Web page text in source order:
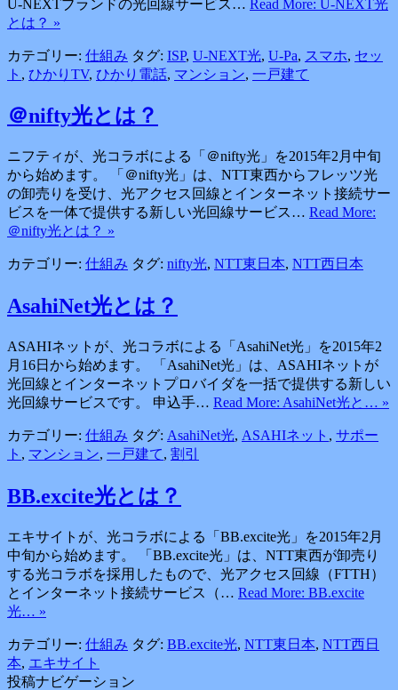
U-NEXTブランドの光回線サービス… Read More: U-NEXT光
とは？ »
カテゴリー: 仕組み タグ: ISP, U-NEXT光, U-Pa, スマホ, セッ
ト , ひかりTV, ひかり電話, マンション, 一戸建て
＠nifty光とは？
ニフティが、光コラボによる「＠nifty光」を2015年2月中旬
から始めます。 「＠nifty光」は、NTT東西からフレッツ光
の卸売りを受け、光アクセス回線とインターネット接続サー
ビスを一体で提供する新しい光回線サービス… Read More:
＠nifty光とは？ »
カテゴリー: 仕組み タグ: nifty光, NTT東日本, NTT西日本
AsahiNet光とは？
ASAHIネットが、光コラボによる「AsahiNet光」を2015年2
月16日から始めます。 「AsahiNet光」は、ASAHIネットが
光回線とインターネットプロバイダを一括で提供する新しい
光回線サービスです。 申込手… Read More: AsahiNet光と… »
カテゴリー: 仕組み タグ: AsahiNet光, ASAHIネット , サポー
ト , マンション, 一戸建て, 割引
BB.excite光とは？
エキサイトが、光コラボによる「BB.excite光」を2015年2月
中旬から始めます。 「BB.excite光」は、NTT東西が卸売り
する光コラボを採用したもので、光アクセス回線（FTTH）
とインターネット接続サービス（… Read More: BB.excite
光… »
カテゴリー: 仕組み タグ: BB.excite光, NTT東日本, NTT西日
本, エキサイト
投稿ナビゲーション